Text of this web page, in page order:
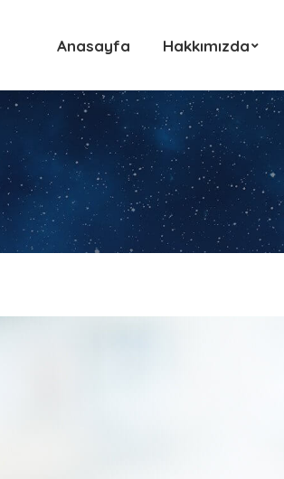
Anasayfa Hakkımızda
Anasayfa Hakkımızda